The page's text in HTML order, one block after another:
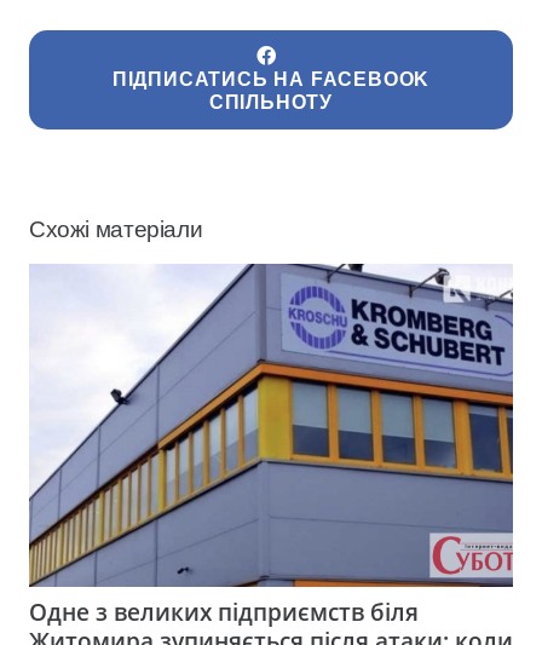
ПІДПИСАТИСЬ НА FACEBOOK
СПІЛЬНОТУ
Схожі матеріали
Одне з великих підприємств біля